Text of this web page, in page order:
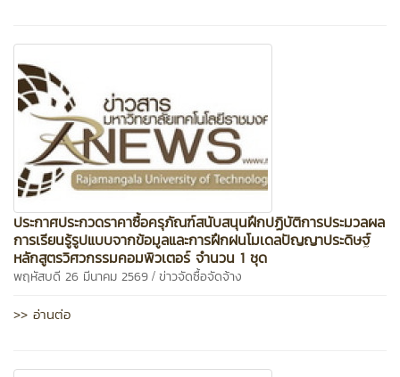
ประกาศประกวดราคาซื้อครุภัณฑ์สนับสนุนฝึกปฏิบัติการประมวลผล
การเรียนรู้รูปแบบจากข้อมูลและการฝึกฝนโมเดลปัญญาประดิษฐ์
หลักสูตรวิศวกรรมคอมพิวเตอร์ จำนวน 1 ชุด
พฤหัสบดี 26 มีนาคม 2569 / ข่าวจัดซื้อจัดจ้าง
>> อ่านต่อ